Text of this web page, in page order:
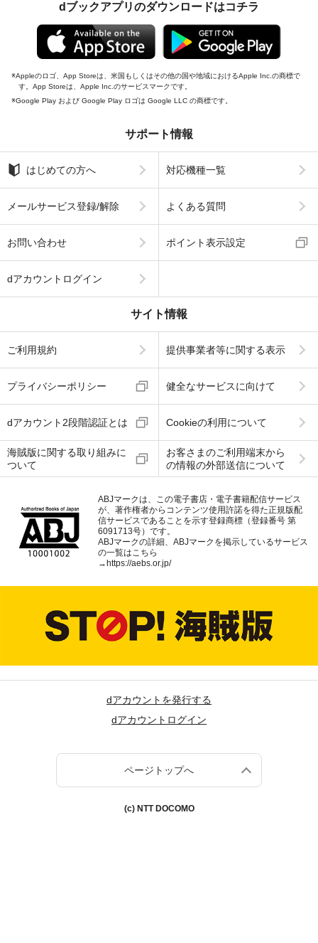
dブックアプリのダウンロードはコチラ
Appleのロゴ、App Storeは、米国もしくはその他の国や地域におけるApple Inc.の商標で
す。App Storeは、Apple Inc.のサービスマークです。
Google Play および Google Play ロゴは Google LLC の商標です。
サポート情報
はじめての方へ 対応機種一覧
メールサービス登録/解除 よくある質問
お問い合わせ ポイント表示設定
dアカウントログイン
サイト情報
ご利用規約 提供事業者等に関する表示
プライバシーポリシー 健全なサービスに向けて
dアカウント2段階認証とは Cookieの利用について
海賊版に関する取り組みに
ついて
お客さまのご利用端末から
の情報の外部送信について
ABJマークは、この電子書店・電子書籍配信サービス
が、著作権者からコンテンツ使用許諾を得た正規版配
信サービスであることを示す登録商標（登録番号 第
6091713号）です。
ABJマークの詳細、ABJマークを掲示しているサービス
の一覧はこちら
→ https://aebs.or.jp/
dアカウントを発行する
dアカウントログイン
ページトップへ
(c) NTT DOCOMO